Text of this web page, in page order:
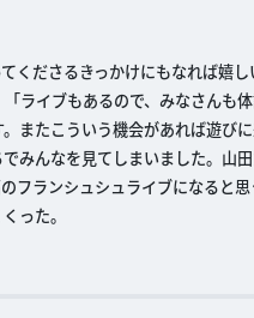
くださるきっかけにもなれば嬉
ライブもあるので、みなさんも
またこういう機会があれば遊び
みんなを見てしまいました。山
フランシュシュライブになると
った。